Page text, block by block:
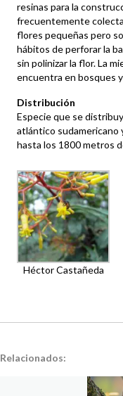
resinas para la
frecuentemente
flores pequeñas pero
hábitos de perforar la
sin polinizar la flor. La
encuentra en bosques
Distribución
Especie que se
atlántico sudamericano
hasta los 1800 metros
Héctor Castañeda
Relacionados: